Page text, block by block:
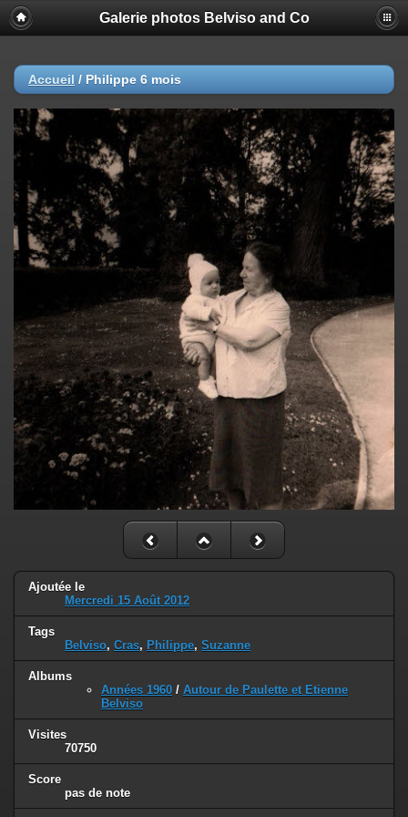
Galerie photos Belviso and Co
Accueil / Philippe 6 mois
Ajoutée le
Mercredi 15 Août 2012
Tags
Belviso, Cras, Philippe, Suzanne
Albums
Années 1960 / Autour de Paulette et Etienne
Belviso
Visites
70750
Score
pas de note